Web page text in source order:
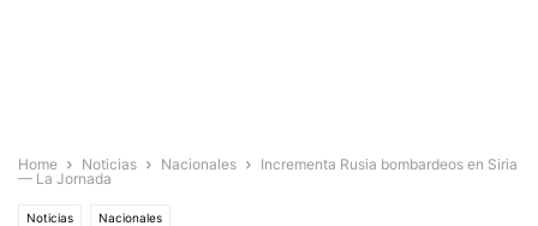
Home Noticias Nacionales
Incrementa Rusia bombardeos en Siria
— La Jornada
Noticias Nacionales